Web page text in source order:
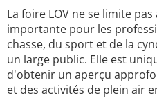
La foire LOV ne se limite
importante pour les
chasse, du sport et de la
un large public. Elle est
d'obtenir un aperçu
et des activités de plein air